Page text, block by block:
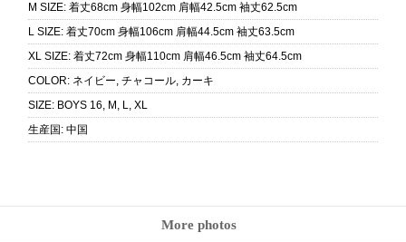
M SIZE: 着丈68cm 身幅102cm 肩幅42.5cm 袖丈62.5cm
L SIZE: 着丈70cm 身幅106cm 肩幅44.5cm 袖丈63.5cm
XL SIZE: 着丈72cm 身幅110cm 肩幅46.5cm 袖丈64.5cm
COLOR: ネイビー, チャコール, カーキ
SIZE: BOYS 16, M, L, XL
生産国 : 中国
More photos